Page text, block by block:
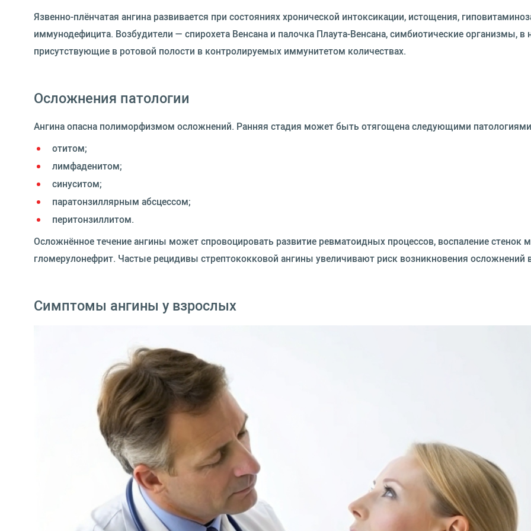
Язвенно-плёнчатая ангина развивается при состояниях хронической интоксикации, истощения,
иммунодефицита. Возбудители — спирохета Венсана и палочка Плаута-Венсана, симбиотические организмы, в
присутствующие в ротовой полости в контролируемых иммунитетом количествах.
Осложнения патологии
Ангина опасна полиморфизмом осложнений. Ранняя стадия может быть отягощена следующими
отитом;
лимфаденитом;
синуситом;
паратонзиллярным абсцессом;
перитонзиллитом.
Осложнённое течение ангины может спровоцировать развитие ревматоидных процессов, воспаление стенок
гломерулонефрит. Частые рецидивы стрептококковой ангины увеличивают риск возникновения осложнений
Симптомы ангины у взрослых